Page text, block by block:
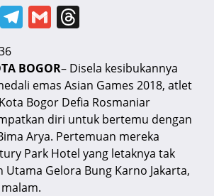
X T
e
gr
a
m
G
ai
l
e
a
d
s
BOGOR– Disela kesibukannya
emas Asian Games 2018, atlet
Bogor Defia Rosmaniar
diri untuk bertemu dengan
Arya. Pertemuan mereka
Park Hotel yang letaknya tak
Utama Gelora Bung Karno Jakarta,